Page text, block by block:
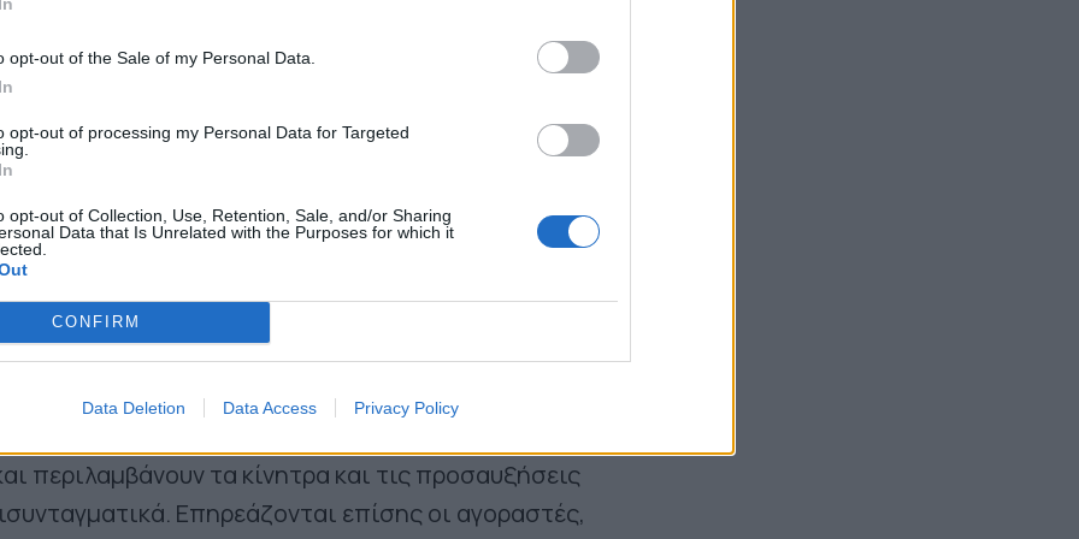
opt-out of the Sale of my Personal Data.
opt-out of processing my Personal Data for Targeted
opt-out of Collection, Use, Retention, Sale, and/or Sharing
Data that Is Unrelated with the Purposes for which it
CONFIRM
Data Deletion Data Access Privacy Policy
σταθερό και προβλέψιμο πλαίσιο για επενδύσεις.
όσοι έχουν οικοδομικές άδειες που εκδόθηκαν
περιλαμβάνουν τα κίνητρα και τις προσαυξήσεις
Επηρεάζονται επίσης οι αγοραστές,